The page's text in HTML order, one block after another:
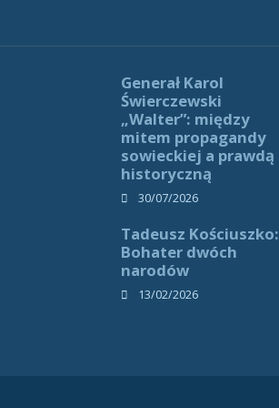
Generał Karol
Świerczewski
„Walter”: między
mitem propagandy
sowieckiej a prawdą
historyczną
30/07/2026
Tadeusz Kościuszko:
Bohater dwóch
narodów
13/02/2026